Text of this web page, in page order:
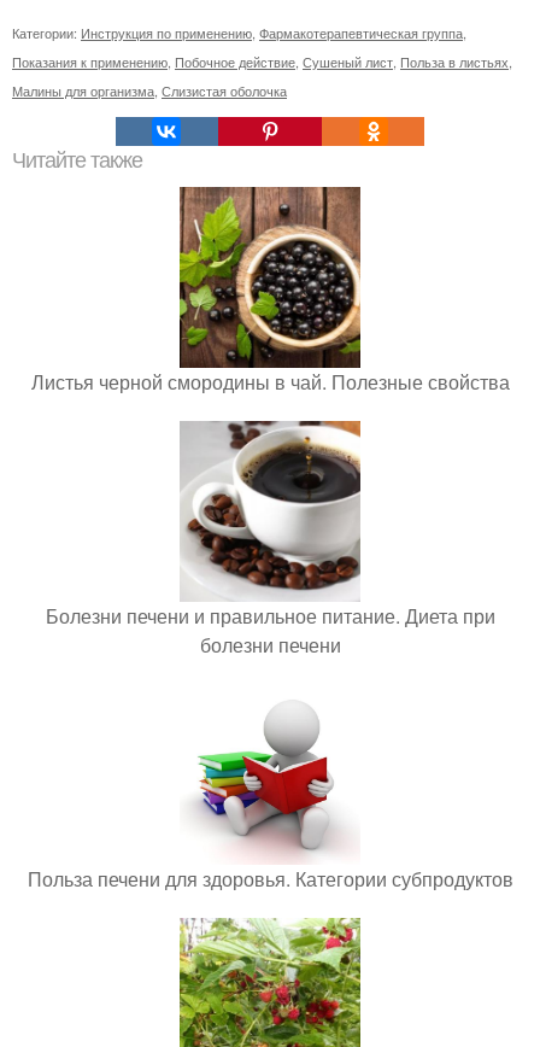
Категории: Инструкция по применению Фармакотерапевтическая группа
Показания к применению Побочное действие Сушеный лист Польза в листьях
Малины для организма Слизистая оболочка
Читайте также
Листья черной смородины в чай. Полезные свойства
Болезни печени и правильное питание. Диета при
болезни печени
Польза печени для здоровья. Категории субпродуктов